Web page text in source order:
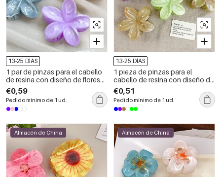
13-25 DÍAS
1 par de pinzas para el cabello
de resina con diseño de flores
dulces de serie simple para
mujer
€0,59
Pedido mínimo de 1 ud.
13-25 DÍAS
1 pieza de pinzas para el
cabello de resina con diseño de
flores dulces de la serie
romántica para mujer
€0,51
Pedido mínimo de 1 ud.
Almacén de China Almacén de China